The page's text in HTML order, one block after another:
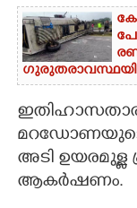
അടി
ആകർഷണം.